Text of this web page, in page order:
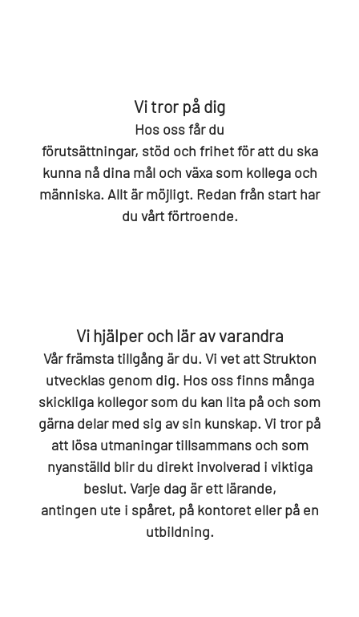
Vi tror på dig
Hos oss får du
förutsättningar, stöd och frihet för att du ska
kunna nå dina mål och växa som kollega och
människa. Allt är möjligt. Redan från start har
du vårt förtroende.
Vi hjälper och lär av varandra
Vår främsta tillgång är du. Vi vet att Strukton
utvecklas genom dig. Hos oss finns många
skickliga kollegor som du kan lita på och som
gärna delar med sig av sin kunskap. Vi tror på
att lösa utmaningar tillsammans och som
nyanställd blir du direkt involverad i viktiga
beslut. Varje dag är ett lärande,
antingen ute i spåret, på kontoret eller på en
utbildning.